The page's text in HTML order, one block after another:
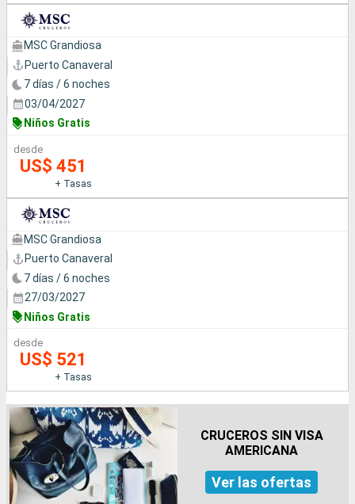
MSC Grandiosa
Puerto Canaveral
7 días / 6 noches
03/04/2027
Niños Gratis
desde
US$ 451
+ Tasas
MSC Grandiosa
Puerto Canaveral
7 días / 6 noches
27/03/2027
Niños Gratis
desde
US$ 521
+ Tasas
CRUCEROS SIN VISA
AMERICANA
Ver las ofertas